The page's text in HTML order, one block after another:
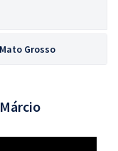
Grosso